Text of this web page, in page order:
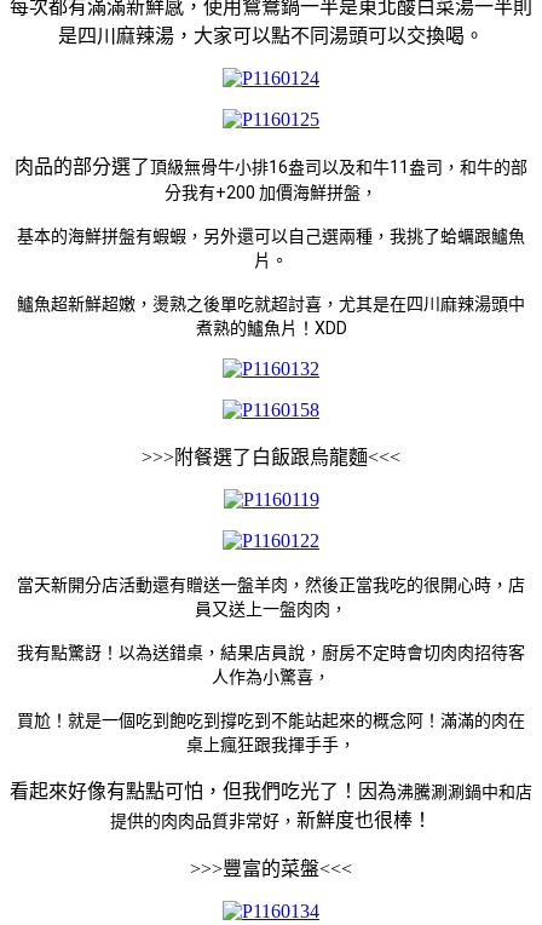
每次都有滿滿新鮮感，使用鴛鴦鍋一半是東北酸白菜湯一半則
是四川麻辣湯，大家可以點不同湯頭可以交換喝。
肉品的部分選了頂級無骨牛小排16盎司以及和牛11盎司，和牛的部
分我有+200 加價海鮮拼盤，
基本的海鮮拼盤有蝦蝦，另外還可以自己選兩種，我挑了蛤蠣跟鱸魚
片。
鱸魚超新鮮超嫩，燙熟之後單吃就超討喜，尤其是在四川麻辣湯頭中
煮熟的鱸魚片！XDD
>>>附餐選了白飯跟烏龍麵<<<
當天新開分店活動還有贈送一盤羊肉，然後正當我吃的很開心時，店
員又送上一盤肉肉，
我有點驚訝！以為送錯桌，結果店員說，廚房不定時會切肉肉招待客
人作為小驚喜，
買尬！就是一個吃到飽吃到撐吃到不能站起來的概念阿！滿滿的肉在
桌上瘋狂跟我揮手手，
看起來好像有點點可怕，但我們吃光了！因為沸騰涮涮鍋中和店
提供的肉肉品質非常好， 新鮮度也很棒！
>>>豐富的菜盤<<<